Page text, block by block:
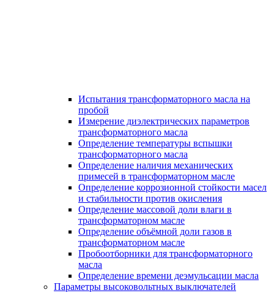
Испытания трансформаторного масла на
пробой
Измерение диэлектрических параметров
трансформаторного масла
Определение температуры вспышки
трансформаторного масла
Определение наличия механических
примесей в трансформаторном масле
Определение коррозионной стойкости масел
и стабильности против окисления
Определение массовой доли влаги в
трансформаторном масле
Определение объёмной доли газов в
трансформаторном масле
Пробоотборники для трансформаторного
масла
Определение времени деэмульсации масла
Параметры высоковольтных выключателей